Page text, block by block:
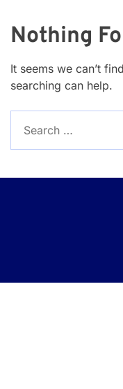
Nothing
It seems we can’t
searching can help.
for: